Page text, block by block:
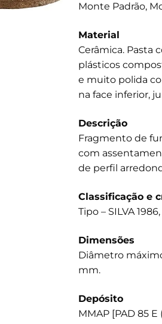
Monte Padrão,
Material
Cerâmica. Pasta
plásticos
e muito polida
na face inferior,
Descrição
Fragmento de
com
de perfil
Classificação e
Tipo – SILVA
Dimensões
Diâmetro
mm.
Depósito
MMAP [PAD 85 E